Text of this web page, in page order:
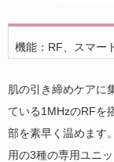
機能：RF、スマー
肌の引き締めケアに
ている1MHzのRFを
部を素早く温めます
用の3種の専用ユニ